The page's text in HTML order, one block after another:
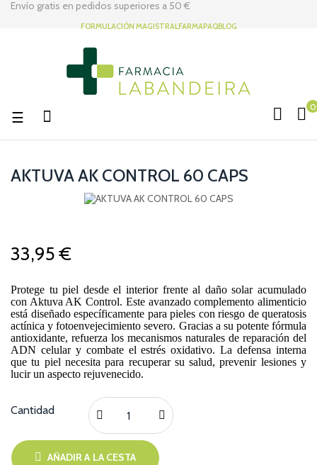
Envío gratis en pedidos superiores a 50 €
FORMULACIÓN MAGISTRALFARMAPAQBLOG
0
Navegación
palanca
☰
AKTUVA AK CONTROL 60 CAPS
33,95 €
Protege tu piel desde el interior frente al daño solar acumulado
con Aktuva AK Control. Este avanzado complemento alimenticio
está diseñado específicamente para pieles con riesgo de queratosis
actínica y fotoenvejecimiento severo. Gracias a su potente fórmula
antioxidante, refuerza los mecanismos naturales de reparación del
ADN celular y combate el estrés oxidativo. La defensa interna
que tu piel necesita para recuperar su salud, prevenir lesiones y
lucir un aspecto rejuvenecido.
Cantidad
AÑADIR A LA CESTA